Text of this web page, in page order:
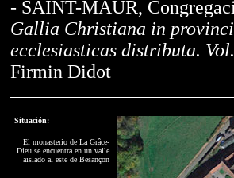
- SAINT-MAUR,
Gallia Christiana in
ecclesiasticas distributa.
Firmin Didot
Situación:
El monasterio de La Grâce-
Dieu se encuentra en un valle
aislado al este de Besançon